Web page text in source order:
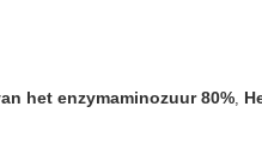
het enzymaminozuur 80%,